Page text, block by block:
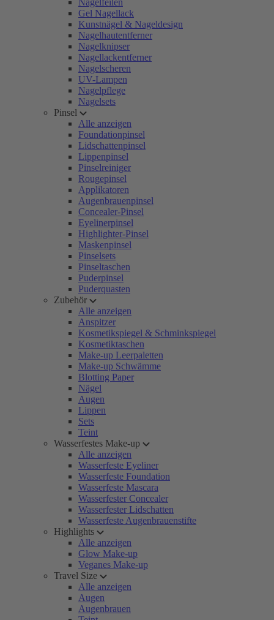
Nagelfeilen
Gel Nagellack
Kunstnägel & Nageldesign
Nagelhautentferner
Nagelknipser
Nagellackentferner
Nagelscheren
UV-Lampen
Nagelpflege
Nagelsets
Pinsel
Alle anzeigen
Foundationpinsel
Lidschattenpinsel
Lippenpinsel
Pinselreiniger
Rougepinsel
Applikatoren
Augenbrauenpinsel
Concealer-Pinsel
Eyelinerpinsel
Highlighter-Pinsel
Maskenpinsel
Pinselsets
Pinseltaschen
Puderpinsel
Puderquasten
Zubehör
Alle anzeigen
Anspitzer
Kosmetikspiegel & Schminkspiegel
Kosmetiktaschen
Make-up Leerpaletten
Make-up Schwämme
Blotting Paper
Nägel
Augen
Lippen
Sets
Teint
Wasserfestes Make-up
Alle anzeigen
Wasserfeste Eyeliner
Wasserfeste Foundation
Wasserfeste Mascara
Wasserfester Concealer
Wasserfester Lidschatten
Wasserfeste Augenbrauenstifte
Highlights
Alle anzeigen
Glow Make-up
Veganes Make-up
Travel Size
Alle anzeigen
Augen
Augenbrauen